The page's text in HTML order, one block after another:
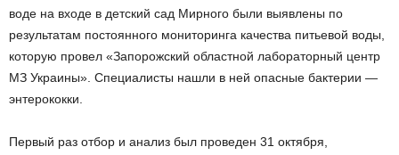
воде на входе в детский сад Мирного были выявлены по
результатам постоянного мониторинга качества питьевой воды,
которую провел «Запорожский областной лабораторный центр
МЗ Украины». Специалисты нашли в ней опасные бактерии —
энтерококки.
Первый раз отбор и анализ был проведен 31 октября,